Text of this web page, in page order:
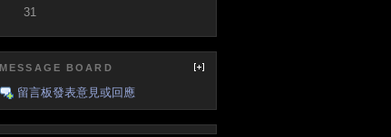
31
MESSAGE BOARD
留言板發表意見或回應